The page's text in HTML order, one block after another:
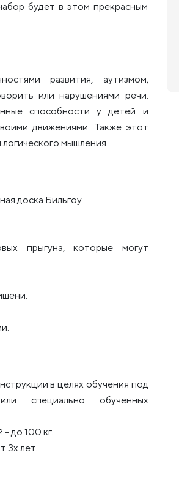
будет в этом прекрасным
развития, аутизмом,
или нарушениями речи.
способности у детей и
движениями. Также этот
мышления.
доска Бильгоу.
прыгуна, которые могут
в целях обучения под
специально обученных
до 100 кг.
3х лет.